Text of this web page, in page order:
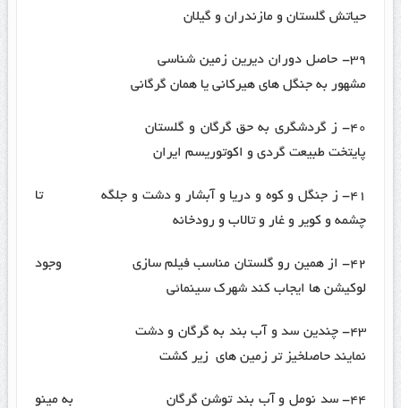
حیاتش گلستان و مازندران و گیلان
۳۹- حاصل دوران دیرین زمین شناسی
مشهور به جنگل های هیرکانی یا همان گرگانی
۴۰- ز گردشگری به حق گرگان و گلستان
پایتخت طبیعت گردی و اکوتوریسم ایران
۴۱- ز جنگل و کوه و دریا و آبشار و دشت و جلگه تا
چشمه و کویر و غار و تالاب و رودخانه
۴۲- از همین رو گلستان مناسب فیلم سازی وجود
لوکیشن ها ایجاب کند شهرک سینمائی
۴۳- چندین سد و آب بند به گرگان و دشت
نمایند حاصلخیز تر زمین های زیر کشت
۴۴- سد نومل و آب بند توشن گرگان به مینو